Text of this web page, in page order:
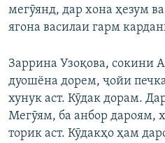
мегӯянд, дар хона ҳезум
ягона василаи гарм
Заррина Узоқова, сокини
дуошёна дорем, ҷойи
хунук аст. Кӯдак дорам.
Мегӯям, ба анбор дароям,
торик аст. Кӯдакҳо ҳам